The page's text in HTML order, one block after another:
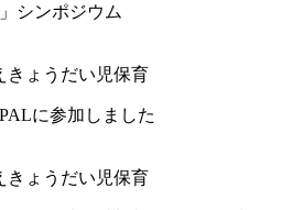
シンポジウム
きょうだい児保育
に参加しました
きょうだい児保育